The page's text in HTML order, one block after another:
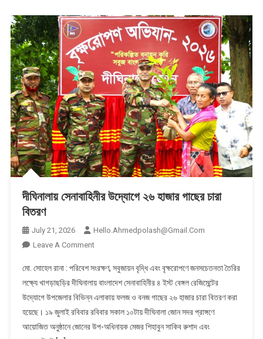
দীঘিনালায় সেনাবাহিনীর উদ্যোগে ২৬ হাজার গাছের চারা
বিতরণ
July 21, 2026
Hello.ahmedpolash@gmail.com
Leave A CommentOn
সেনাবাহিনীর
উদ্যোগে
২৬
হাজার
গাছের
মো. সোহেল রানা : পরিবেশ সংরক্ষণ, সবুজায়ন বৃদ্ধি এবং বৃক্ষরোপণে জনসচেতনতা তৈরির
লক্ষ্যে খাগড়াছড়ির দীঘিনালায় বাংলাদেশ সেনাবাহিনীর ৪ ইস্ট বেঙ্গল রেজিমেন্টের
উদ্যোগে উপজেলার বিভিন্ন এলাকায় ফলজ ও বনজ গাছের ২৬ হাজার চারা বিতরণ করা
হয়েছে। ১৯ জুলাই রবিবার রবিবার সকাল ১০টায় দীঘিনালা জোন সদর প্রাঙ্গণে
আয়োজিত অনুষ্ঠানে জোনের উপ-অধিনায়ক মেজর শিহাবুন সাকিব রুশাদ এবং